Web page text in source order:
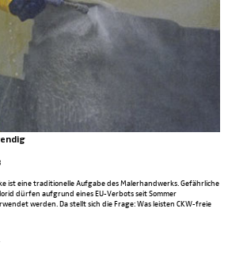
ist eine traditionelle Aufgabe des Malerhandwerks. Gefährliche
dürfen aufgrund eines EU-Verbots seit Sommer
werden. Da stellt sich die Frage: Was leisten CKW-freie